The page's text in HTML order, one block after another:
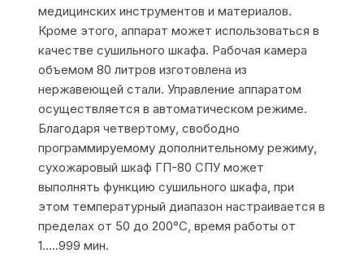
медицинских инструментов и материалов.
Кроме этого, аппарат может использоваться в
качестве сушильного шкафа. Рабочая камера
объемом 80 литров изготовлена из
нержавеющей стали. Управление аппаратом
осуществляется в автоматическом режиме.
Благодаря четвертому, свободно
программируемому дополнительному режиму,
сухожаровый шкаф ГП-80 СПУ может
выполнять функцию сушильного шкафа, при
этом температурный диапазон настраивается в
пределах от 50 до 200°С, время работы от
1…..999 мин.